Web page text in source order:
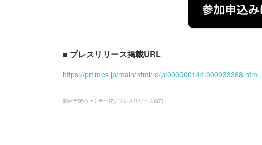
■ プレスリリース掲載URL
https://prtimes.jp/main/html/rd/p/000000144.000033268.html
開催予定のセミナー(7) プレスリリース(87)